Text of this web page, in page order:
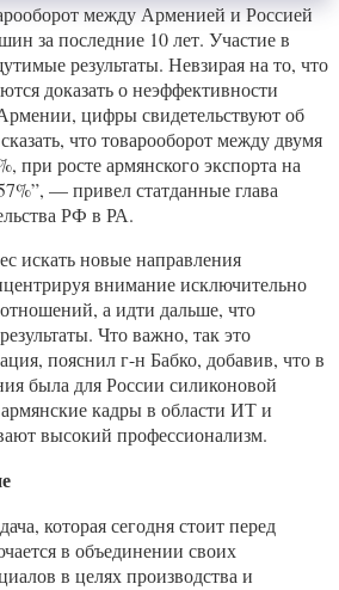
между Арменией и Россией
за последние 10 лет. Участие в
результаты. Невзирая на то, что
доказать о неэффективности
цифры свидетельствуют об
что товарооборот между двумя
при росте армянского экспорта на
— привел статданные глава
РФ в РА.
искать новые направления
внимание исключительно
а идти дальше, что
Что важно, так это
пояснил г-н Бабко, добавив, что в
была для России силиконовой
кадры в области ИТ и
высокий профессионализм.
которая сегодня стоит перед
в объединении своих
в целях производства и